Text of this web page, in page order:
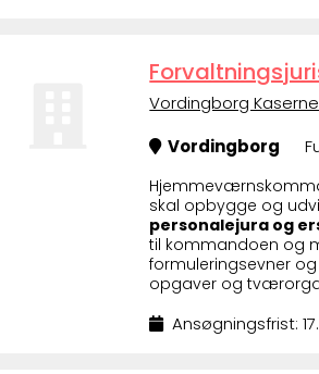
Vordingborg Kaserne
Vordingborg
skal opbygge og
personalejura og
til kommandoen og
formuleringsevner
opgaver og
Ansøgningsfrist: